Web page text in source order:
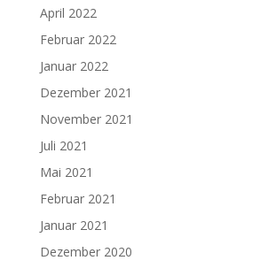
April 2022
Februar 2022
Januar 2022
Dezember 2021
November 2021
Juli 2021
Mai 2021
Februar 2021
Januar 2021
Dezember 2020